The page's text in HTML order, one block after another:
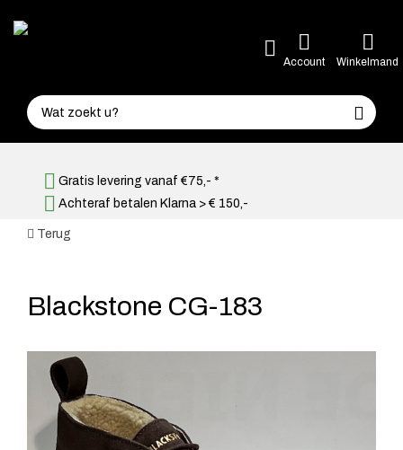
Account Winkelmand
Gratis levering vanaf €75,- *
Achteraf betalen Klarna > € 150,-
Terug
Blackstone CG-183